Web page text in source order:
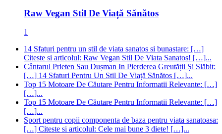
Raw Vegan Stil De Viață Sănătos
1
14 Sfaturi pentru un stil de viata sanatos si bunastare: […]
Citeste si articolul: Raw Vegan Stil De Viata Sanatos! […]...
Cântarul Prieten Sau Dușman In Pierderea Greutății Și Slăbit:
[…] 14 Sfaturi Pentru Un Stil De Viață Sănătos […]...
Top 15 Motoare De Căutare Pentru Informatii Relevante: […]
[…]...
Top 15 Motoare De Căutare Pentru Informatii Relevante: […]
[…]...
Sport pentru copii componenta de baza pentru viata sanatoasa:
[…] Citeste si articolul: Cele mai bune 3 diete! […]...